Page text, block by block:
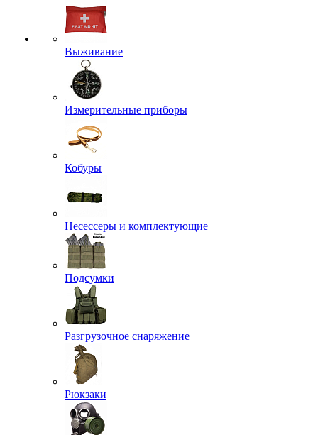
Выживание
Измерительные приборы
Кобуры
Несессеры и комплектующие
Подсумки
Разгрузочное снаряжение
Рюкзаки